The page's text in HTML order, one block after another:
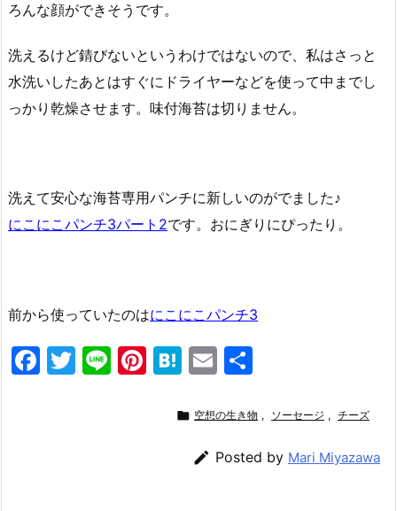
ろんな顔ができそうです。
洗えるけど錆びないというわけではないので、私はさっと
水洗いしたあとはすぐにドライヤーなどを使って中までし
っかり乾燥させます。味付海苔は切りません。
洗えて安心な海苔専用パンチに新しいのがでました♪
にこにこパンチ3パート2です。おにぎりにぴったり。
前から使っていたのはにこにこパンチ3
F
T
Li Pi H
e
a
E
ai
l
 空想の生き物 , ソーセージ , チーズ
 Posted by Mari Miyazawa